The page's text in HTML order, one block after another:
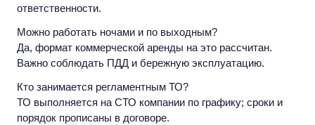
ответственности.
Можно работать ночами и по выходным?
Да, формат коммерческой аренды на это рассчитан.
Важно соблюдать ПДД и бережную эксплуатацию.
Кто занимается регламентным ТО?
ТО выполняется на СТО компании по графику; сроки и
порядок прописаны в договоре.